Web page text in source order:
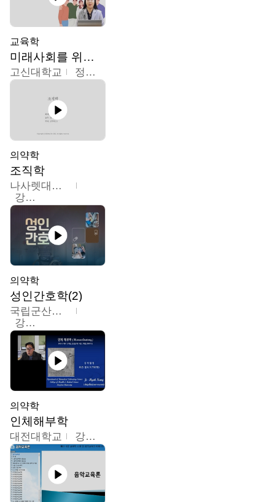
교육학
미래사회를 위한 진로 탐색 및 설계
고신대학교 정주영
의약학
조직학
나사렛대학교
강지언
의약학
성인간호학(2)
국립군산대학교
강경아
의약학
인체해부학
대전대학교 강지혁